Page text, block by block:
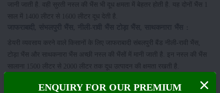
जानी जाती है. वही सुरती नस्ल की भैंस भी दूध क्षमता में बेहतर होती है. यह दोनों भैंस 1
साल में 1400 लीटर से 1600 लीटर दूध देती है.
डेयरी व्यवसाय करने वाले किसानों के लिए जाफराबादी संबलपुरी बैंड नीली-रावी भैंस,
टोड़ा भैंस और साथकनारा भैंस अच्छी नस्ल की भैंसों में मानी जाती है. इन नस्ल की भैंस
सालाना 1500 लीटर से 2000 लीटर तक दूध उत्पादन की क्षमता रखती है.
ENQUIRY FOR OUR PREMIUM